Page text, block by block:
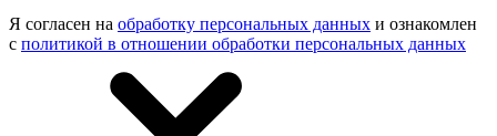
Я согласен на обработку персональных данных и ознакомлен
с политикой в отношении обработки персональных данных